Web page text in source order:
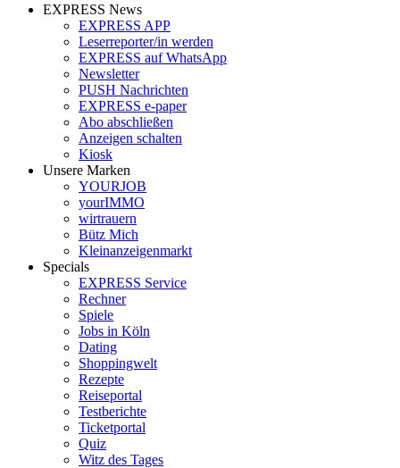
EXPRESS News
EXPRESS APP
Leserreporter/in werden
EXPRESS auf WhatsApp
Newsletter
PUSH Nachrichten
EXPRESS e-paper
Abo abschließen
Anzeigen schalten
Kiosk
Unsere Marken
YOURJOB
yourIMMO
wirtrauern
Bütz Mich
Kleinanzeigenmarkt
Specials
EXPRESS Service
Rechner
Spiele
Jobs in Köln
Dating
Shoppingwelt
Rezepte
Reiseportal
Testberichte
Ticketportal
Quiz
Witz des Tages